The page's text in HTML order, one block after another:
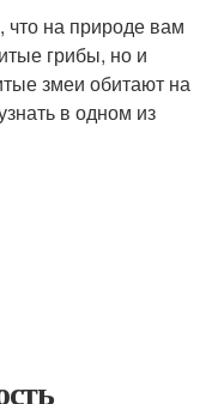
что на природе вам
грибы, но и
змеи обитают на
в одном из